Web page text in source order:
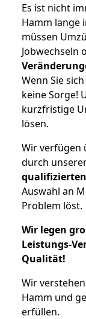
Es ist nicht
Hamm lange
müssen
Jobwechseln
Wenn Sie
keine Sorge!
kurzfristige
lösen.
Wir verfügen
durch
Auswahl an
Problem löst.
Wir legen
Leistungs-
Qualität!
Wir
Hamm und
erfüllen.